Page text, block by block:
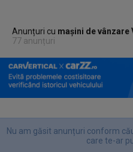
Anunțuri cu mașini de vânzare
77 anunțuri
Nu am găsit anunțuri conform
care te-ar